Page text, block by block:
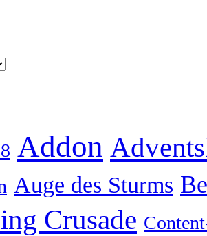
Addon
Auge des Sturms
Crusade